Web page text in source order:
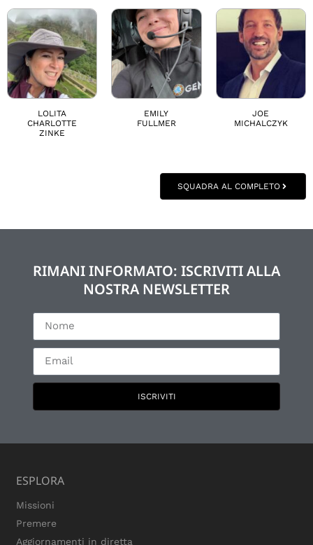
LOLITA
CHARLOTTE
ZINKE
EMILY
FULLMER
JOE
MICHALCZYK
SQUADRA AL COMPLETO
RIMANI INFORMATO: ISCRIVITI ALLA
NOSTRA NEWSLETTER
ISCRIVITI
ESPLORA
Missioni
Premere
Aggiornamenti in diretta